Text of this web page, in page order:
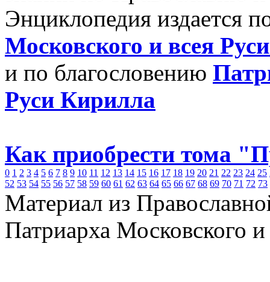
Энциклопедия издается
Московского и всея
и по благословению
Руси Кирилла
Как приобрести тома
0 1 2 3 4 5 6 7 8 9 10 11 12 13 14 15 16 17 18 19 20 21 22 23 24 25
52 53 54 55 56 57 58 59 60 61 62 63 64 65 66 67 68 69 70 71 72 73
Материал из
Патриарха Московского